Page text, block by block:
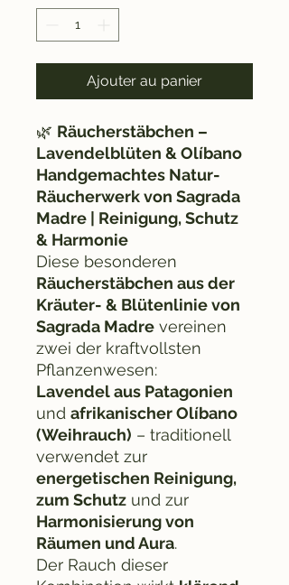
Ajouter au panier
🌿 Räucherstäbchen –
Lavendelblüten & Olíbano
Handgemachtes Natur-
Räucherwerk von Sagrada
Madre | Reinigung, Schutz
& Harmonie
Diese besonderen
Räucherstäbchen aus der
Kräuter- & Blütenlinie von
Sagrada Madre vereinen
zwei der kraftvollsten
Pflanzenwesen:
Lavendel aus Patagonien
und afrikanischer Olíbano
(Weihrauch) – traditionell
verwendet zur
energetischen Reinigung,
zum Schutz und zur
Harmonisierung von
Räumen und Aura.
Der Rauch dieser